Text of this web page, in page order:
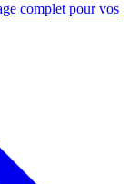
complet pour vos